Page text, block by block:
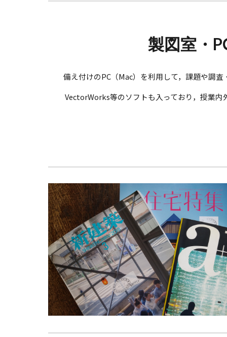
製図室・
備え付けのPC（Mac）を利用して，課題や調
VectorWorks等のソフトも入っており，授業